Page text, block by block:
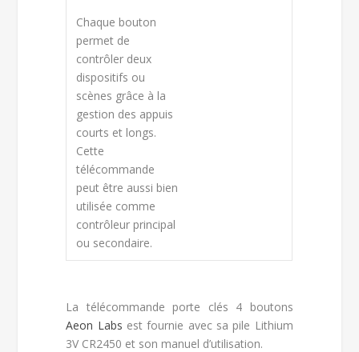
Chaque bouton
permet de
contrôler deux
dispositifs ou
scènes grâce à la
gestion des appuis
courts et longs.
Cette
télécommande
peut être aussi bien
utilisée comme
contrôleur principal
ou secondaire.
La télécommande porte clés 4 boutons
Aeon Labs est fournie avec sa pile Lithium
3V CR2450 et son manuel d’utilisation.